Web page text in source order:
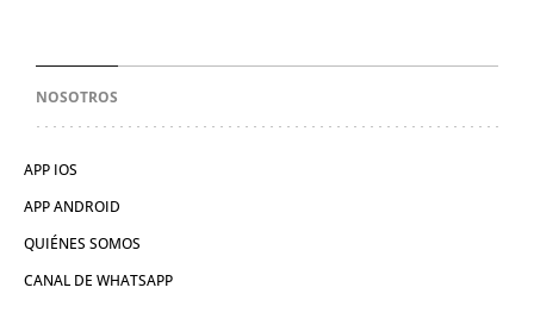
NOSOTROS
APP IOS
APP ANDROID
QUIÉNES SOMOS
CANAL DE WHATSAPP